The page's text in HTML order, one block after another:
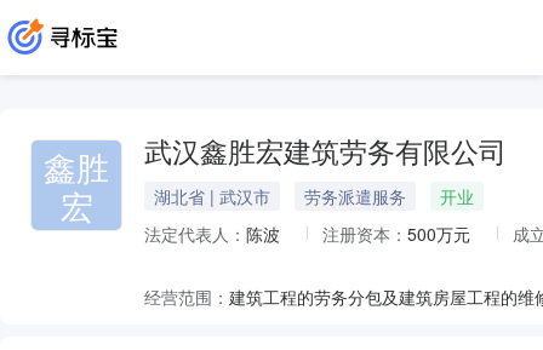
鑫胜
宏
武汉鑫胜宏建筑劳务有限公司
湖北省 | 武汉市 劳务派遣服务
开业
法定代表人： 陈波 注册资本： 500万元 成
经营范围：